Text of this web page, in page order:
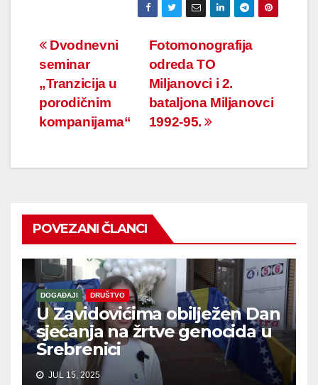
Navigacija
članaka
Fotomonografija
odreda TO
Miljanovci i 2.
bataljona Miljanovci
1992-95.
Dvodnevni
seminar
„Tranzicija u
porodičnim
kompanijama“
POVEZANI ČLANCI
DOGAĐAJI DRUŠTVO
U Zavidovićima obilježen Dan
sjećanja na žrtve genocida u
Srebrenici
JUL 15, 2025